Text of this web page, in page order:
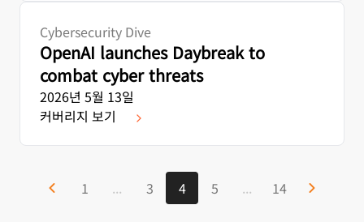
Cybersecurity Dive
OpenAI launches Daybreak to
combat cyber threats
2026년 5월 13일
커버리지 보기
1 ... 3 4 5 ... 14